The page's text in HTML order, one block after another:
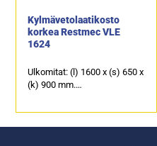
Kylmävetolaatikosto
korkea Restmec VLE
1624
Ulkomitat: (l) 1600 x (s) 650 x
(k) 900 mm.
Kalusteen päällä on